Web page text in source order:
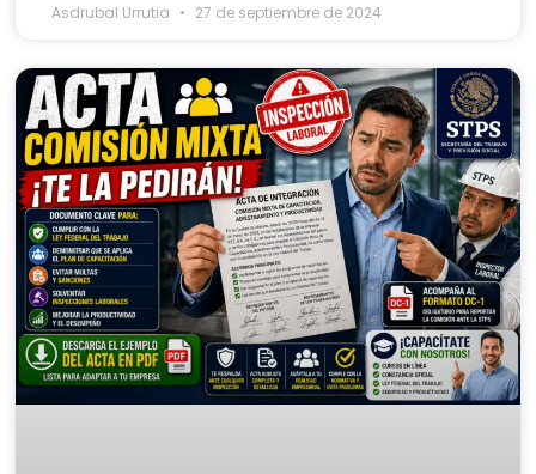
Asdrubal Urrutia 27 de septiembre de 2024